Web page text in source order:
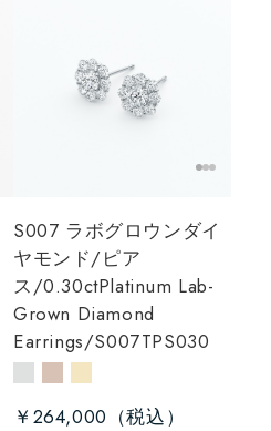
S007 ラボグロウンダイ
ヤモンド/ピア
ス/0.30ctPlatinum Lab-
Grown Diamond
Earrings/S007TPS030
￥264,000